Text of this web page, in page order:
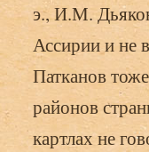
э., И.М.
Ассирии и не
Патканов
районов
картлах не